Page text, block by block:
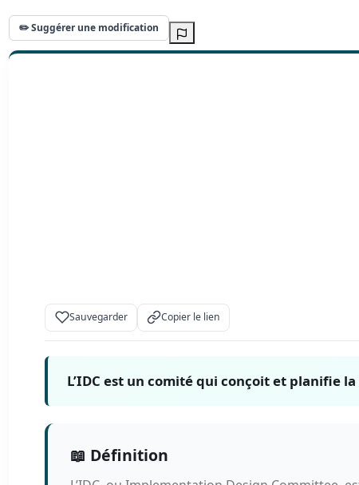
✏️ Suggérer une modification
Sauvegarder Copier le lien
L’IDC est un comité qui conçoit et planifie
📖 Définition